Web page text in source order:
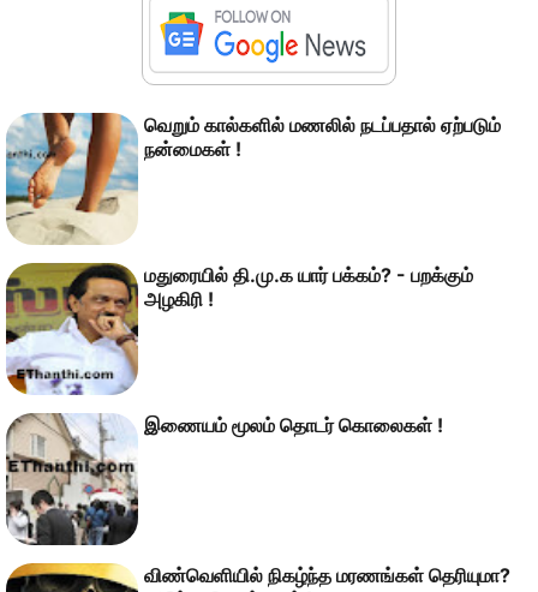
வெறும் கால்களில் மணலில் நடப்பதால் ஏற்படும்
நன்மைகள் !
மதுரையில் தி.மு.க யார் பக்கம்? - பறக்கும்
அழகிரி !
இணையம் மூலம் தொடர் கொலைகள் !
விண்வெளியில் நிகழ்ந்த மரணங்கள் தெரியுமா?